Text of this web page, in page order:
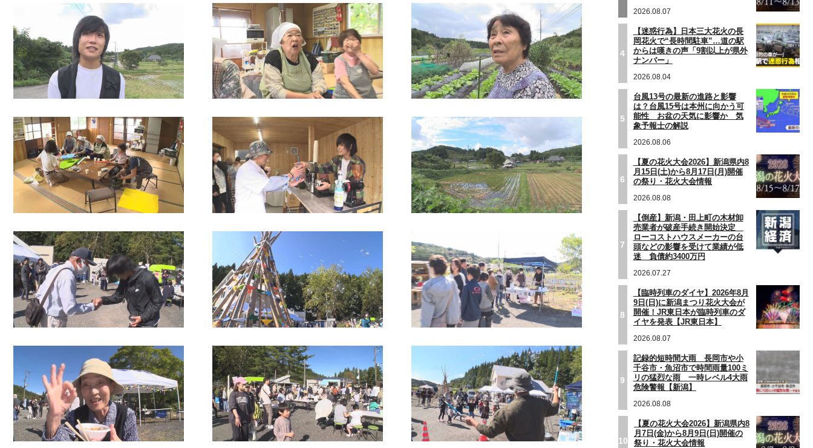
2026.08.07
4
【迷惑行為】日本三大花火の長
岡花火で“長時間駐車”…道の駅
からは嘆きの声「9割以上が県外
ナンバー」
2026.08.04
5
台風13号の最新の進路と影響
は？台風15号は本州に向かう可
能性 お盆の天気に影響か 気
象予報士の解説
2026.08.06
6
【夏の花火大会2026】新潟県内8
月15日(土)から8月17日(月)開催
の祭り・花火大会情報
2026.08.08
7
【倒産】新潟・田上町の木材卸
売業者が破産手続き開始決定
ローコストハウスメーカーの台
頭などの影響を受けて業績が低
迷 負債約3400万円
2026.07.27
8
【臨時列車のダイヤ】2026年8月
9日(日)に新潟まつり花火大会が
開催！JR東日本が臨時列車のダ
イヤを発表【JR東日本】
2026.08.07
9
記録的短時間大雨 長岡市や小
千谷市・魚沼市で時間雨量100ミ
リの猛烈な雨 一時レベル4大雨
危険警報【新潟】
2026.08.08
10
【夏の花火大会2026】新潟県内8
月7日(金)から8月9日(日)開催の
祭り・花火大会情報